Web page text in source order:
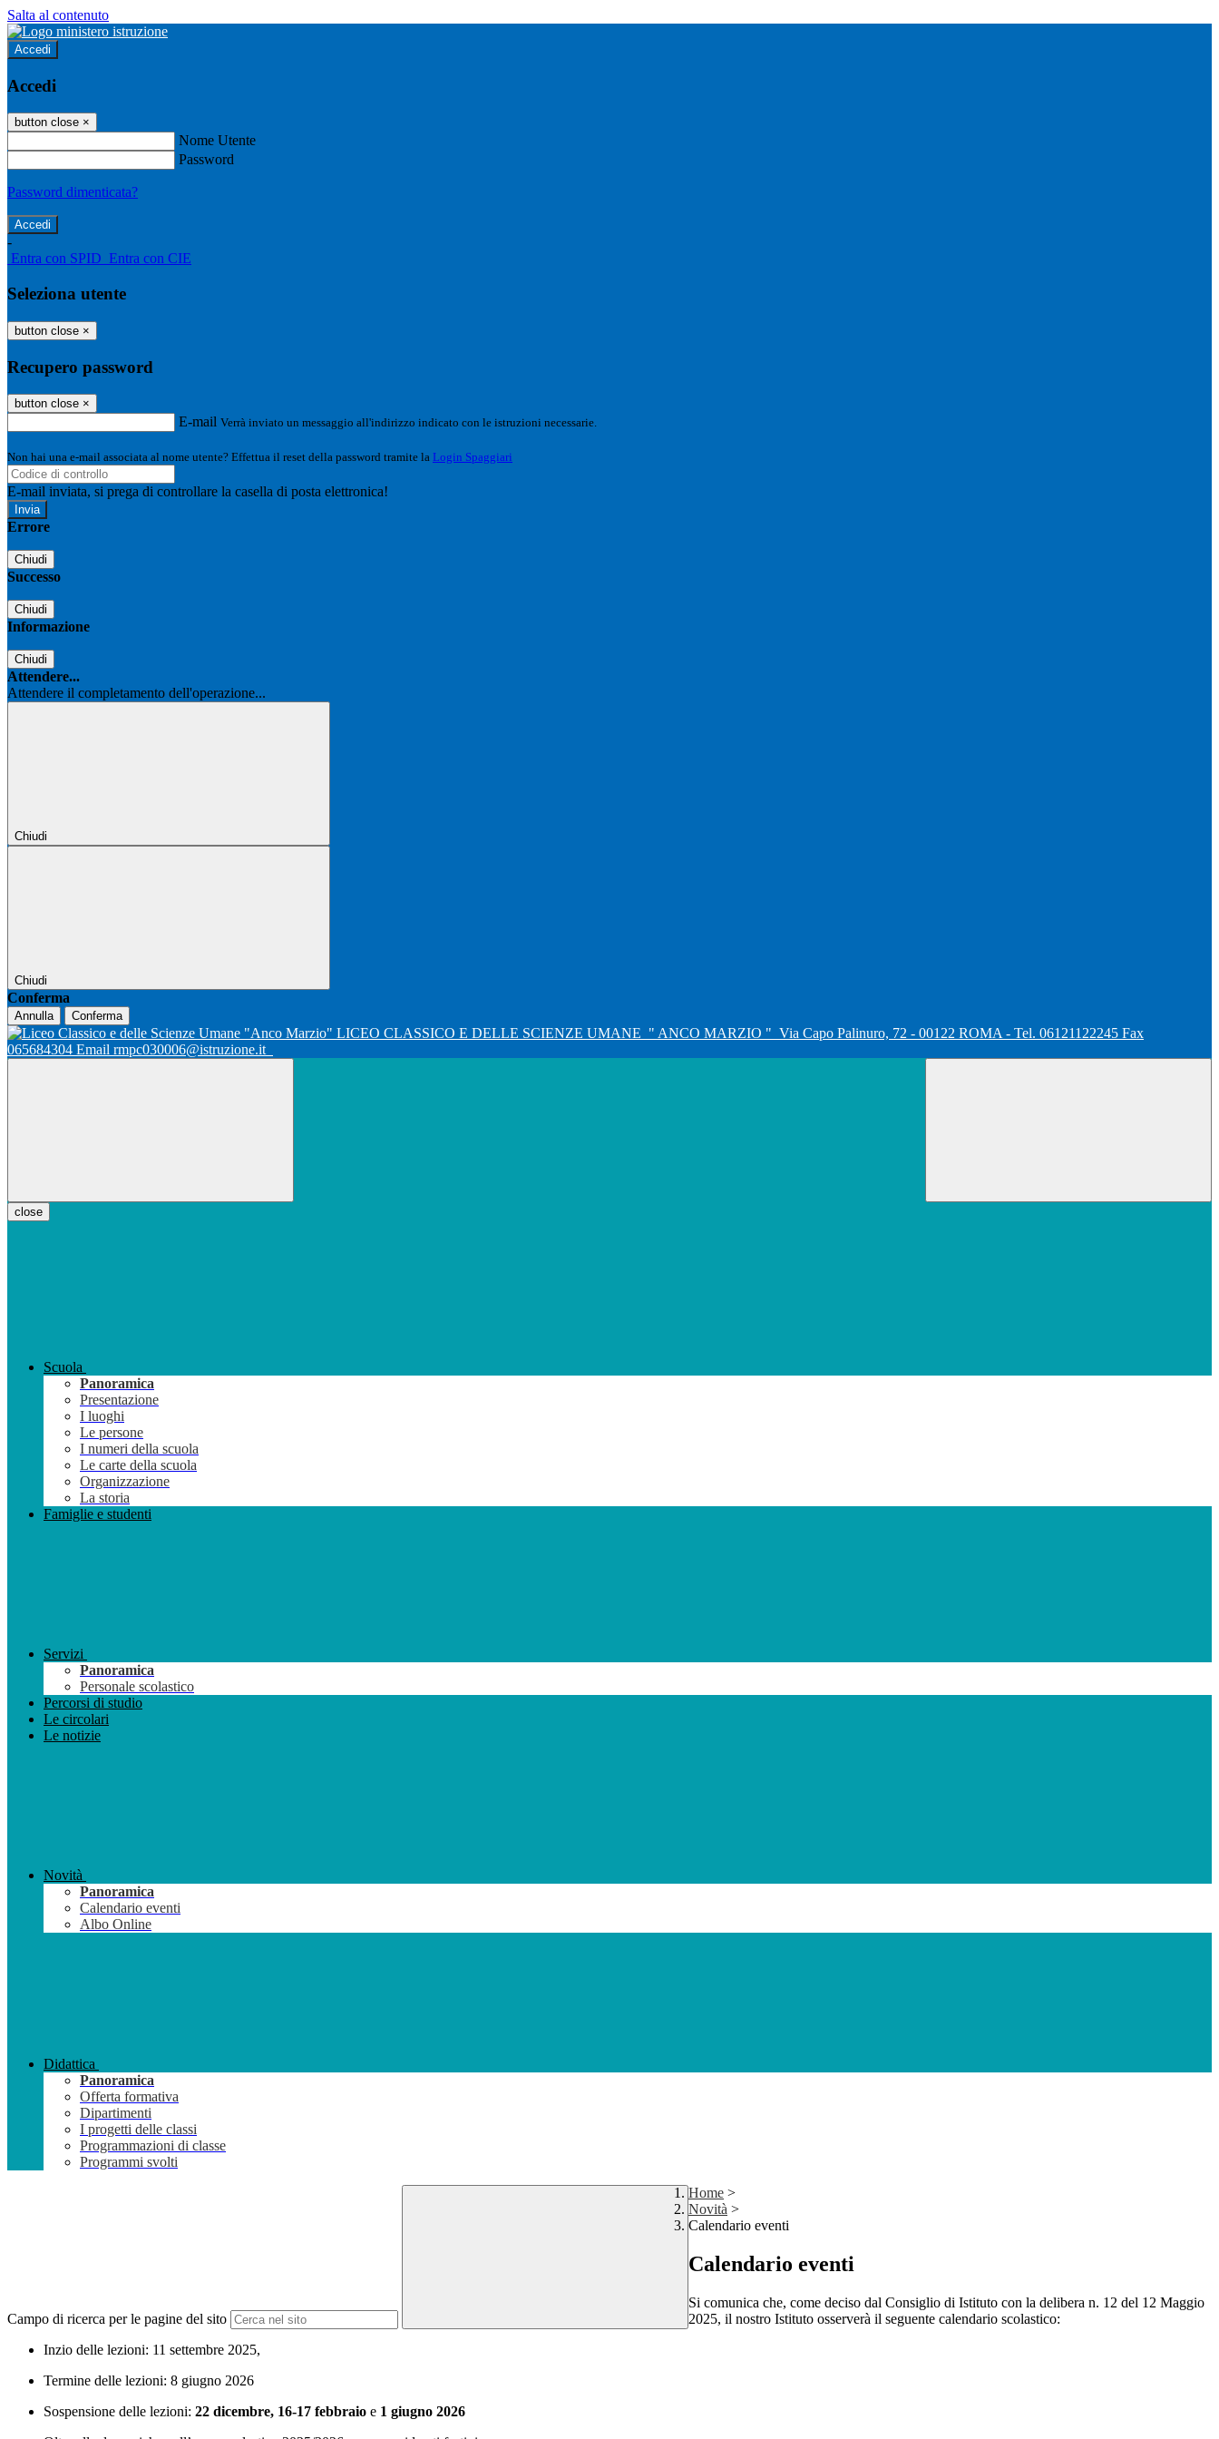
Salta al contenuto
Accedi
Accedi
button close ×
Nome Utente
Password
Password dimenticata?
-
Entra con SPID Entra con CIE
Seleziona utente
button close ×
Recupero password
button close ×
E-mail Verrà inviato un messaggio all'indirizzo indicato con le istruzioni necessarie.
Non hai una e-mail associata al nome utente? Effettua il reset della password tramite la Login Spaggiari
E-mail inviata, si prega di controllare la casella di posta elettronica!
Errore
Chiudi
Successo
Chiudi
Informazione
Chiudi
Attendere...
Attendere il completamento dell'operazione...
Chiudi
Chiudi
Conferma
Annulla Conferma
LICEO CLASSICO E DELLE SCIENZE UMANE " ANCO MARZIO " Via Capo Palinuro, 72 - 00122 ROMA - Tel. 06121122245 Fax
065684304 Email rmpc030006@istruzione.it
close
Scuola
Panoramica
Presentazione
I luoghi
Le persone
I numeri della scuola
Le carte della scuola
Organizzazione
La storia
Famiglie e studenti
Servizi
Panoramica
Personale scolastico
Percorsi di studio
Le circolari
Le notizie
Novità
Panoramica
Calendario eventi
Albo Online
Didattica
Panoramica
Offerta formativa
Dipartimenti
I progetti delle classi
Programmazioni di classe
Programmi svolti
Campo di ricerca per le pagine del sito
Home >
Novità >
Calendario eventi
Calendario eventi
Si comunica che, come deciso dal Consiglio di Istituto con la delibera n. 12 del 12 Maggio
2025, il nostro Istituto osserverà il seguente calendario scolastico:
Inzio delle lezioni: 11 settembre 2025,
Termine delle lezioni: 8 giugno 2026
Sospensione delle lezioni: 22 dicembre, 16-17 febbraio e 1 giugno 2026